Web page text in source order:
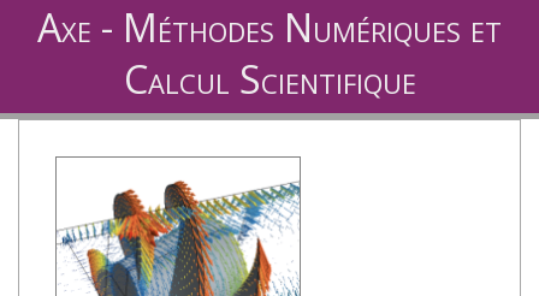
Axe - Méthodes Numériques et
Calcul Scientifique